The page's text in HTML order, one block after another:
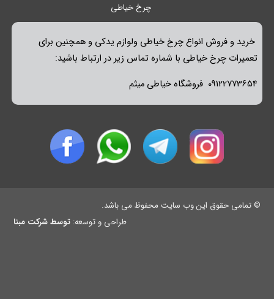
چرخ خیاطی
خرید و فروش انواع چرخ خیاطی ولوازم یدکی و همچنین برای
تعمیرات چرخ خیاطی با شماره تماس زیر در ارتباط باشید:
09122773654 فروشگاه خیاطی میثم
© تمامی حقوق این وب سایت محفوظ می باشد.
طراحی و توسعه: توسط شرکت مبنا